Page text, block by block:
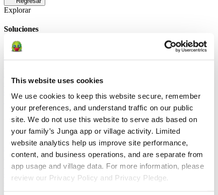
This website uses cookies
We use cookies to keep this website secure, remember
your preferences, and understand traffic on our public
site. We do not use this website to serve ads based on
your family’s Junga app or village activity. Limited
website analytics help us improve site performance,
content, and business operations, and are separate from
app usage and village data. For more information, please
review our Privacy Policy and Privacy Pledge.
Explorar
Soluciones
Para Los Papás
Descubre cómo los papás facilitan las rutinas
cómo Junga ayuda a los terapeutas a fomentar entornos positivos en
el hogar.
Para Grupos Sociales
Descubre cómo los grupos sociales
fomentan la participación comunitaria con Junga.
Comparar
Junga contra Greenlight
Greenlight combina una tarjeta de débito
supervisada con herramientas educativas para enseñar a los niños a
administrar su presupuesto, ahorrar e invertir.
Junga contra Acorns
EarlyAcorns Early ayuda a los padres a enseñar a sus hijos sobre
educación financiera mediante una tarjeta de débito segura, tareas
domésticas y carteras de inversión.
Junga contra
ClassDojoClassDojo ayuda a los maestros, los estudiantes y las